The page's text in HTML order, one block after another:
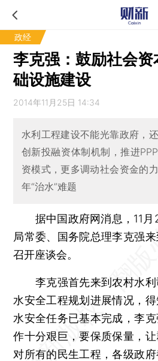
政经
李克强：鼓励社会
础设施建设
2014年11月25日 14:34
水利工程建设不能光靠政府，
创新投融资体制机制，推进
资模式，更多调动社会资金的
年“治水”难题
据中国政府网消息，11月
局常委、国务院总理李克强
召开座谈会。
李克强首先来到农村水利
水安全工程规划进展情况，
水安全任务已基本完成，李
作十分艰巨，要保质保量，
对所有的民生工程，各级政